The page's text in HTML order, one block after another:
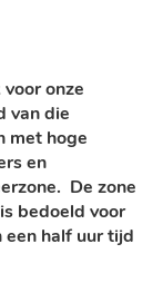
onze
van die
met hoge
en
De zone
bedoeld voor
een half uur tijd